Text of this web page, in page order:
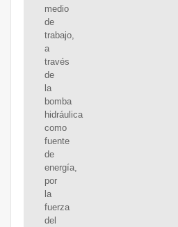
medio
de
trabajo,
a
través
de
la
bomba
hidráulica
como
fuente
de
energía,
por
la
fuerza
del